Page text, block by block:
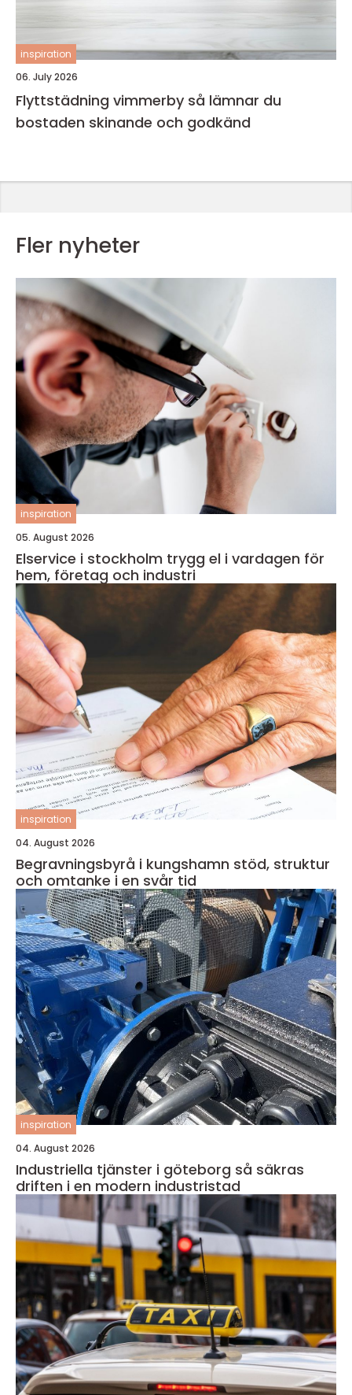
inspiration
06. July 2026
Flyttstädning vimmerby så lämnar du
bostaden skinande och godkänd
Fler nyheter
inspiration
05. August 2026
Elservice i stockholm trygg el i vardagen för
hem, företag och industri
inspiration
04. August 2026
Begravningsbyrå i kungshamn stöd, struktur
och omtanke i en svår tid
inspiration
04. August 2026
Industriella tjänster i göteborg så säkras
driften i en modern industristad